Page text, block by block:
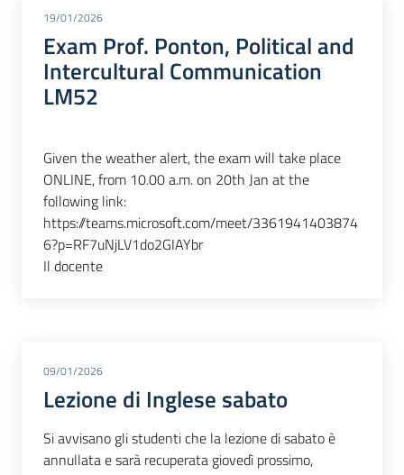
19/01/2026
Exam Prof. Ponton, Political and
Intercultural Communication
LM52
Given the weather alert, the exam will take place
ONLINE, from 10.00 a.m. on 20th Jan at the
following link:
https://teams.microsoft.com/meet/3361941403874
6?p=RF7uNjLV1do2GIAYbr
Il docente
09/01/2026
Lezione di Inglese sabato
Si avvisano gli studenti che la lezione di sabato è
annullata e sarà recuperata giovedì prossimo,